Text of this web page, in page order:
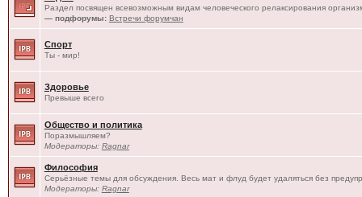
Раздел посвящен всевозможным видам человеческого релаксирования
— подфорумы: Встречи форумчан
Спорт
Ты - мир!
Здоровье
Превыше всего
Общество и политика
Поразмышляем?
Модераторы: Ragnar
Философия
Серьёзные темы для обсуждения. Весь мат и флуд будет удаляться без
Модераторы: Ragnar